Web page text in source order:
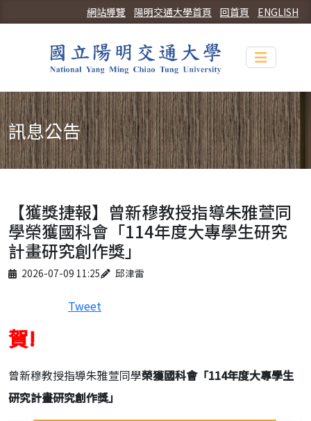
ENGLISH
回首頁
陽明交通大學首頁
網站導覽
Toggle
訊息公告
【獲獎捷報】曾新穆教授指導朱雅萱同
學榮獲國科會「114年度大專學生研究
計畫研究創作獎」
Published on
2026-07-09 11:25
Author 邱津雷
Tweet
賀!
曾新穆教授指導朱雅萱同學榮獲國科會「114年度大專學生
研究計畫研究創作獎」